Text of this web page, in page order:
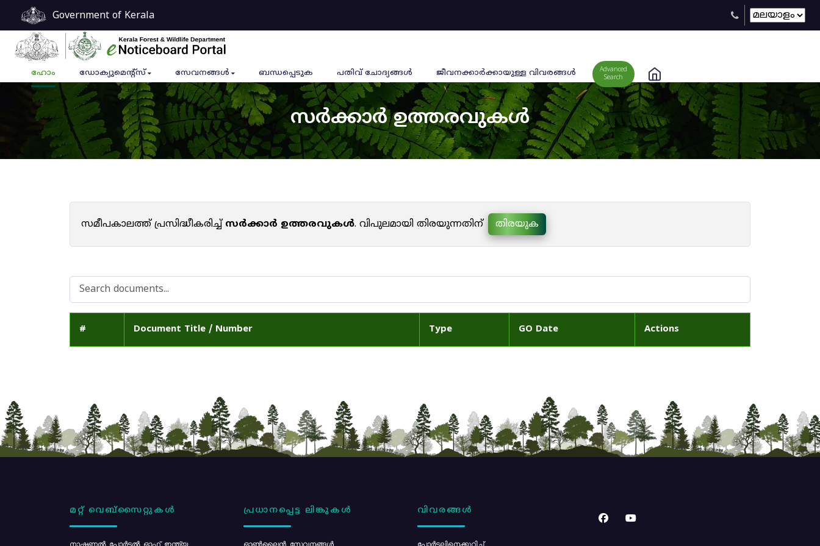
Government of Kerala
ഹോം ഡോക്യുമെൻ്റ്സ് സേവനങ്ങൾ ബന്ധപ്പെടുക പതിവ് ചോദ്യങ്ങൾ ജീവനക്കാര്‍ക്കായുള്ള വിവരങ്ങള്‍
Advanced
Search
സർക്കാർ ഉത്തരവുകൾ
സമീപകാലത്ത് പ്രസിദ്ധീകരിച്ച്സർക്കാർ ഉത്തരവുകൾ. വിപുലമായി തിരയുന്നതിന് തിരയുക
# Document Title / Number Type GO Date Actions
മറ്റ് വെബ്സൈറ്റുകൾ
നാഷണൽ പോർട്ടൽ ഓഫ് ഇന്ത്യ
പ്രധാനപ്പെട്ട ലിങ്കുകൾ
ഓൺലൈൻ സേവനങ്ങൾ
വിവരങ്ങൾ
പോര്‍ട്ടലിനെക്കുറിച്ച്